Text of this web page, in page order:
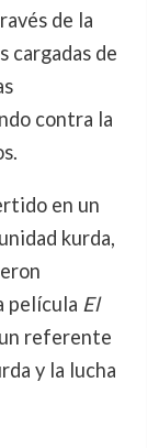
de la
cargadas de
contra la
en un
kurda,
película El
referente
y la lucha